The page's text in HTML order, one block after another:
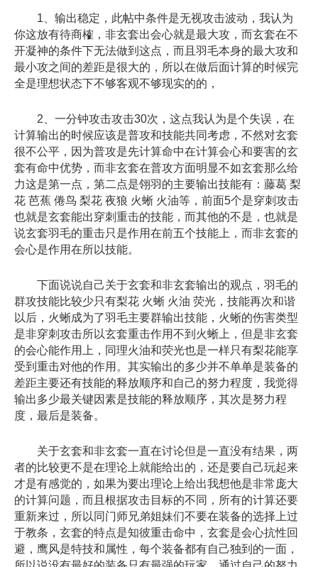
1、输出稳定，此帖中条件是无视攻击波动，我认为
你这放有待商榷，非玄套出会心就是最大攻，而玄套在不
开凝神的条件下无法做到这点，而且羽毛本身的最大攻和
最小攻之间的差距是很大的，所以在做后面计算的时候完
全是理想状态下不够客观不够现实的的，
2、一分钟攻击攻击30次，这点我认为是个失误，在
计算输出的时候应该是普攻和技能共同考虑，不然对玄套
很不公平，因为普攻是先计算命中在计算会心和要害的玄
套有命中优势，而非玄套在普攻方面明显不如玄套那么给
力这是第一点，第二点是翎羽的主要输出技能有：藤葛 梨
花 芭蕉 倦鸟 梨花 夜狼 火蜥 火油等，前面5个是穿刺攻击
也就是玄套能出穿刺重击的技能，而其他的不是，也就是
说玄套羽毛的重击只是作用在前五个技能上，而非玄套的
会心是作用在所以技能。
下面说说自己关于玄套和非玄套输出的观点，羽毛的
群攻技能比较少只有梨花 火蜥 火油 荧光，技能再次和谐
以后，火蜥成为了羽毛主要群输出技能，火蜥的伤害类型
是非穿刺攻击所以玄套重击作用不到火蜥上，但是非玄套
的会心能作用上，同理火油和荧光也是一样只有梨花能享
受到重击对他的作用。其实输出的多少并不单单是装备的
差距主要还有技能的释放顺序和自己的努力程度，我觉得
输出多少最关键因素是技能的释放顺序，其次是努力程
度，最后是装备。
关于玄套和非玄套一直在讨论但是一直没有结果，两
者的比较更不是在理论上就能给出的，还是要自己玩起来
才是有感觉的，如果为要出理论上给出我想他是非常庞大
的计算问题，而且根据攻击目标的不同，所有的计算还要
重新来过，所以同门师兄弟姐妹们不要在装备的选择上过
于教条，玄套的特点是知彼重击命中，玄套是会心抗性回
避，鹰风是特技和属性，每个装备都有自己独到的一面，